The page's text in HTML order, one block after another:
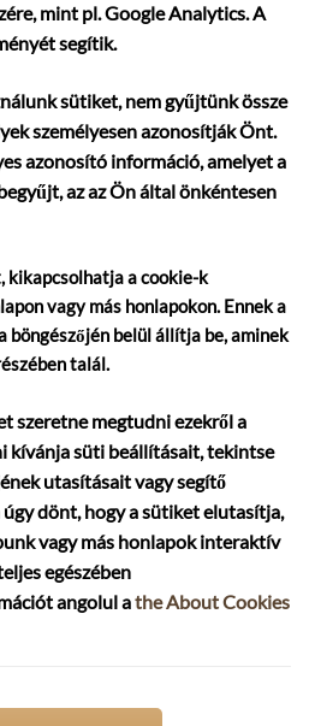
mint pl. Google Analytics. A
segítik.
sütiket, nem gyűjtünk össze
személyesen azonosítják Önt.
azonosító információ, amelyet a
az az Ön által önkéntesen
kikapcsolhatja a cookie-k
vagy más honlapokon. Ennek a
böngészőjén belül állítja be, aminek
talál.
szeretne megtudni ezekről a
kívánja süti beállításait, tekintse
utasításait vagy segítő
dönt, hogy a sütiket elutasítja,
vagy más honlapok interaktív
egészében
angolul athe About Cookies